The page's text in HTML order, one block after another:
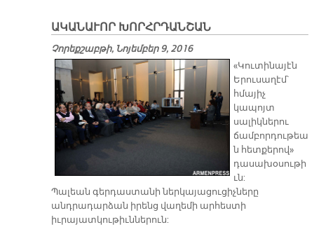
ԱԿԱՆԱՒՈՐ ԽՈՐՀՐԴԱՆՇԱՆ
Չորեքշաբթի, Նոյեմբեր 9, 2016
«Կուտինայէն
Երուսաղէմ՝
հմայիչ
կապոյտ
սալիկներու
ճամբորդութեա
ն հետքերով»
դասախօսութի
ւն:
Պալեան գերդաստանի ներկայացուցիչները
անդրադարձան իրենց վաղեմի արհեստի
իւրայատկութիւններուն: